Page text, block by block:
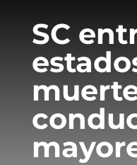
SC